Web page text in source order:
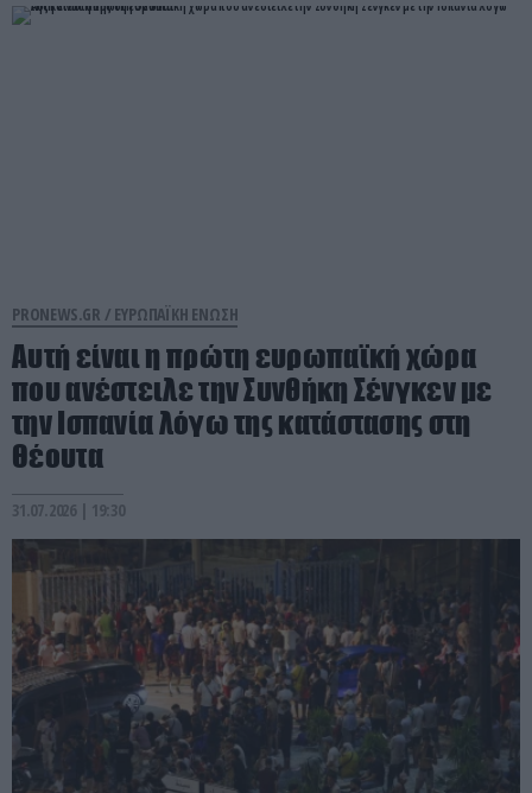
PRONEWS.GR / ΕΥΡΩΠΑΪΚΗ ΕΝΩΣΗ
Αυτή είναι η πρώτη ευρωπαϊκή χώρα
που ανέστειλε την Συνθήκη Σένγκεν με
την Ισπανία λόγω της κατάστασης στη
Θέουτα
31.07.2026 | 19:30